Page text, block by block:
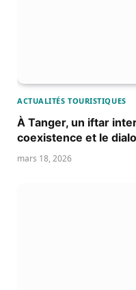
ACTUALITÉS TOURISTIQUES
À Tanger, un iftar
coexistence et le
mars 18, 2026